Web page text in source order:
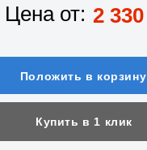
Цена от: 2 330
Положить в корзину
Купить в 1 клик